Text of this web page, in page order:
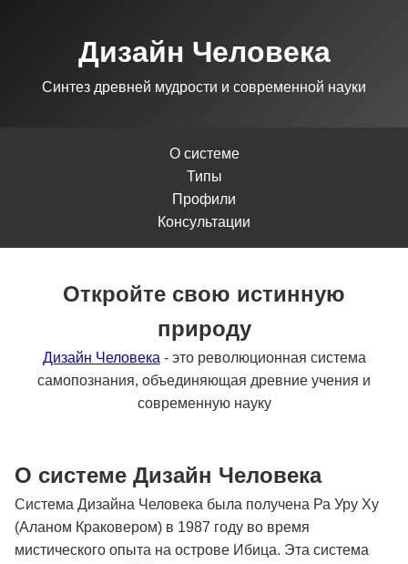
Дизайн Человека
Синтез древней мудрости и современной науки
О системе
Типы
Профили
Консультации
Откройте свою истинную
природу
Дизайн Человека - это революционная система
самопознания, объединяющая древние учения и
современную науку
О системе Дизайн Человека
Система Дизайна Человека была получена Ра Уру Ху
(Аланом Краковером) в 1987 году во время
мистического опыта на острове Ибица. Эта система